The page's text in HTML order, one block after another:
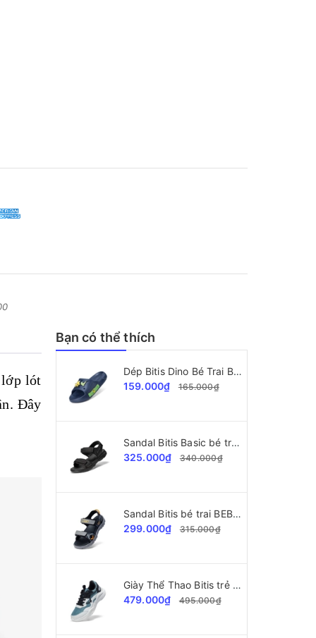
lớp lót
Đây
Bạn có thể thích
Dép Bitis Dino Bé Trai BEB008700
159.000₫
165.000₫
Sandal Bitis Basic bé trai BEB008000
325.000₫
340.000₫
Sandal Bitis bé trai BEB005900
299.000₫
315.000₫
Giày Thể Thao Bitis trẻ em BSB009000
479.000₫
495.000₫